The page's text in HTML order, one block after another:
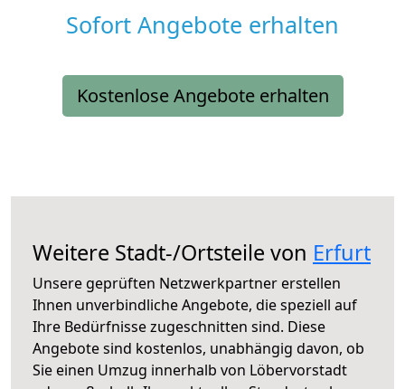
Sofort Angebote erhalten
Kostenlose Angebote erhalten
Weitere Stadt-/Ortsteile von Erfurt
Unsere geprüften Netzwerkpartner erstellen
Ihnen unverbindliche Angebote, die speziell auf
Ihre Bedürfnisse zugeschnitten sind. Diese
Angebote sind kostenlos, unabhängig davon, ob
Sie einen Umzug innerhalb von Löbervorstadt